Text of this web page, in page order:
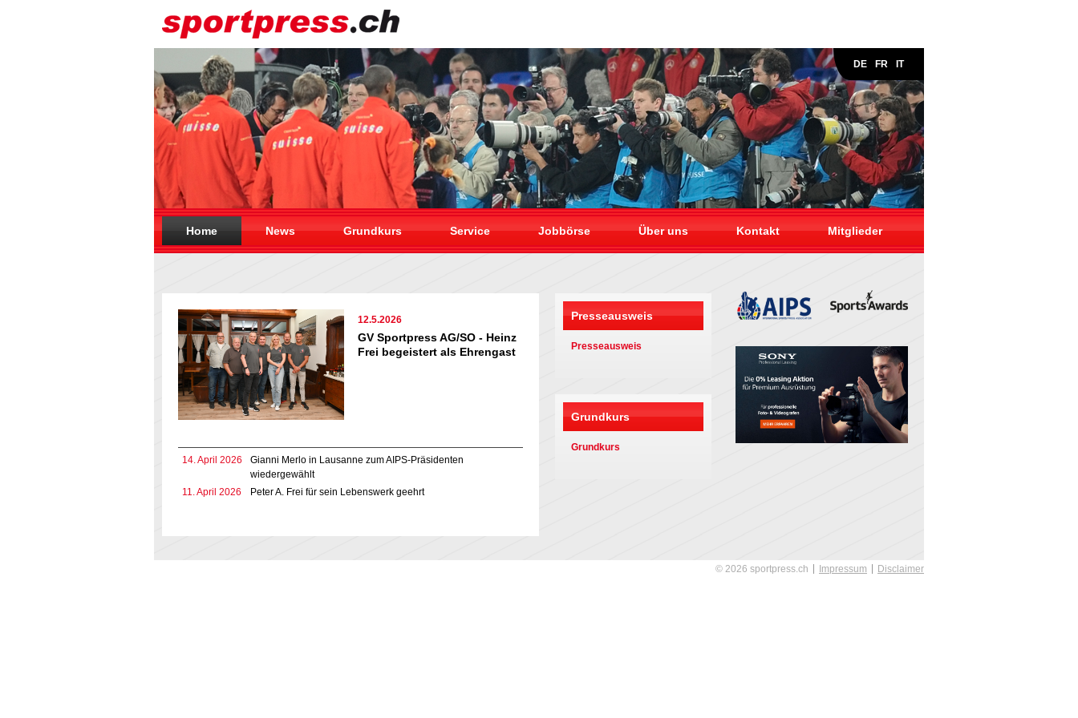
DE FR IT
Home News Grundkurs Service Jobbörse Über uns Kontakt Mitglieder
12.5.2026
GV Sportpress AG/SO - Heinz
Frei begeistert als Ehrengast
14. April 2026
Gianni Merlo in Lausanne zum AIPS-Präsidenten
wiedergewählt
11. April 2026
Peter A. Frei für sein Lebenswerk geehrt
Presseausweis
Presseausweis
Grundkurs
Grundkurs
Impressum Disclaimer
© 2026 sportpress.ch